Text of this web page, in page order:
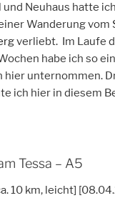
und Neuhaus hatte
Wanderung vom
verliebt. Im Laufe
habe ich so
hier unternommen.
ich hier in diesem
Tessa – A5
10 km, leicht]